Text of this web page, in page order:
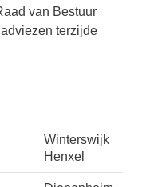
van Bestuur
terzijde
Winterswijk
Henxel